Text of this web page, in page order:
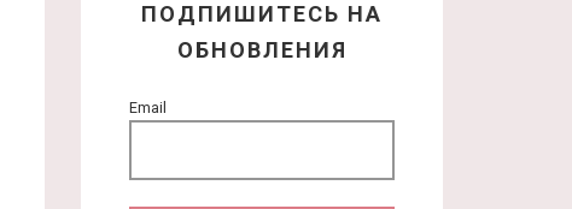
ПОДПИШИТЕСЬ НА
ОБНОВЛЕНИЯ
Email